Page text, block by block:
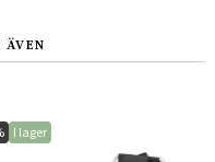
ÄVEN
I lager